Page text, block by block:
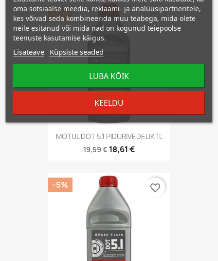
MOTUL DOT 5.1 PIDURIVEDELIK 1L
19,59 € 18,61 €
−5% favorite_border
−5% favorite_border
oma sotsiaalse meedia, reklaami- ja analüüsipartneritele,
kes võivad seda kombineerida muu teabega, mida olete
neile esitanud või mida nad on kogunud teiepoolse
teenuste kasutamise käigus.
Lisateave Küpsiste seaded
KEELDU
LUBA KÕIK